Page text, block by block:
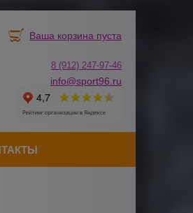
Ваша корзина пуста
8 (912) 247-97-46
info@sport96.ru